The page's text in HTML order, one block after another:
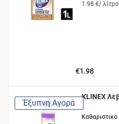
1.98 €/ λίτρο
€1.98
Έξυπνη Αγορά
KLINEX